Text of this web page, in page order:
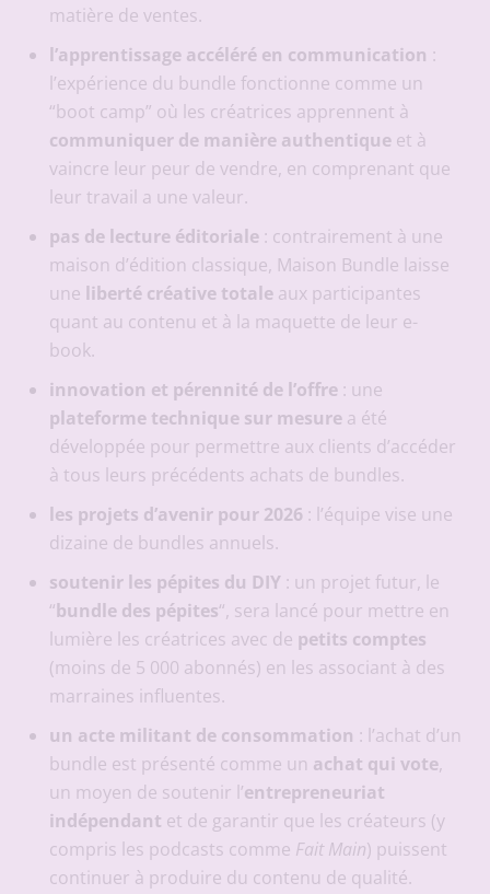
matière de ventes.
l’apprentissage accéléré en communication :
l’expérience du bundle fonctionne comme un
“boot camp” où les créatrices apprennent à
communiquer de manière authentiqueet à
vaincre leur peur de vendre, en comprenant que
leur travail a une valeur.
pas de lecture éditoriale: contrairement à une
maison d’édition classique, Maison Bundle laisse
une liberté créative totaleaux participantes
quant au contenu et à la maquette de leur e-
book.
innovation et pérennité de l’offre: une
plateforme technique sur mesurea été
développée pour permettre aux clients d’accéder
à tous leurs précédents achats de bundles.
les projets d’avenir pour 2026 : l’équipe vise une
dizaine de bundles annuels.
soutenir les pépites du DIY : un projet futur, le
“bundle des pépites“, sera lancé pour mettre en
lumière les créatrices avec de petits comptes
(moins de 5 000 abonnés) en les associant à des
marraines influentes.
un acte militant de consommation : l’achat d’un
bundle est présenté comme un achat qui vote,
un moyen de soutenir l’entrepreneuriat
indépendant et de garantir que les créateurs (y
compris les podcasts comme Fait Main) puissent
continuer à produire du contenu de qualité.